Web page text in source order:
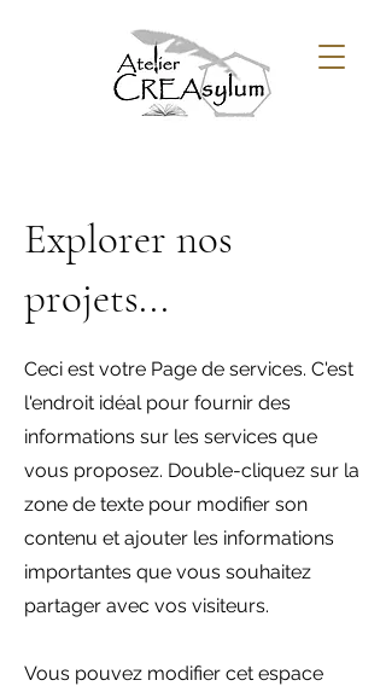
Explorer nos
projets...
Ceci est votre Page de services. C'est
l'endroit idéal pour fournir des
informations sur les services que
vous proposez. Double-cliquez sur la
zone de texte pour modifier son
contenu et ajouter les informations
importantes que vous souhaitez
partager avec vos visiteurs.
Vous pouvez modifier cet espace